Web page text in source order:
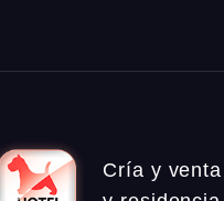
Cría y